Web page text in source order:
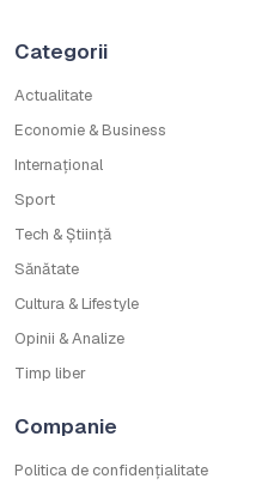
Categorii
Actualitate
Economie & Business
Internațional
Sport
Tech & Știință
Sănătate
Cultura & Lifestyle
Opinii & Analize
Timp liber
Companie
Politica de confidențialitate